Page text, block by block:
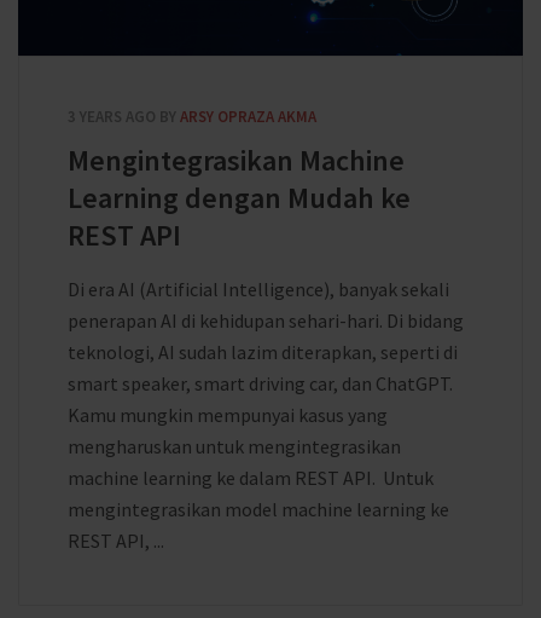
3 YEARS AGO BY ARSY OPRAZA AKMA
Mengintegrasikan Machine
Learning dengan Mudah ke
REST API
Di era AI (Artificial Intelligence), banyak sekali
penerapan AI di kehidupan sehari-hari. Di bidang
teknologi, AI sudah lazim diterapkan, seperti di
smart speaker, smart driving car, dan ChatGPT.
Kamu mungkin mempunyai kasus yang
mengharuskan untuk mengintegrasikan
machine learning ke dalam REST API. Untuk
mengintegrasikan model machine learning ke
REST API, ...